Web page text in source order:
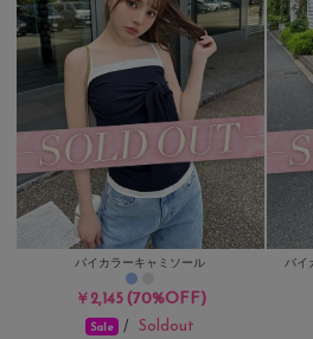
バイカラーキャミソール
￥2,145(70%OFF)
バイ
Sale /Soldout